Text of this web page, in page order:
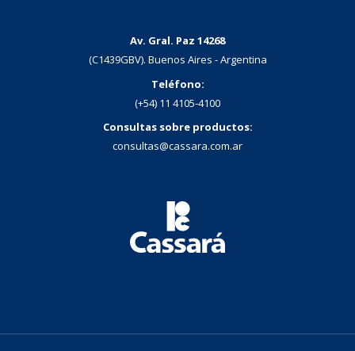
Av. Gral. Paz 14268
(C1439GBV). Buenos Aires - Argentina
Teléfono:
(+54) 11 4105-4100
Consultas sobre productos:
consultas@cassara.com.ar